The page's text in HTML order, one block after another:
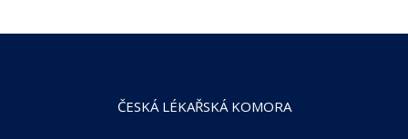
ČESKÁ LÉKAŘSKÁ KOMORA